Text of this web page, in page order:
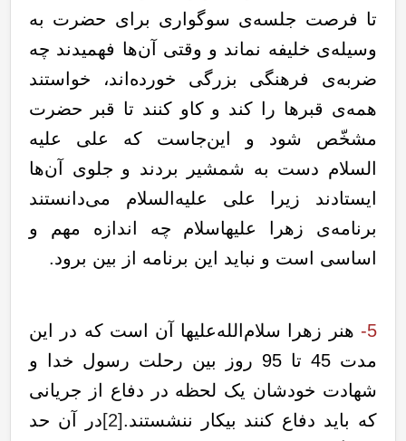
تا فرصت جلسه‌ی سوگواری برای حضرت به
وسیله‌ی خلیفه نماند و وقتی آن‌ها فهمیدند چه
ضربه‌ی فرهنگی بزرگی خورده‌اند، خواستند
همه‌ی قبرها را کند و کاو کنند تا قبر حضرت
مشخّص شود و این‌جاست که علی علیه‌
السلام دست به شمشیر بردند و جلوی آن‌ها
ایستادند زیرا علی علیه‌السلام می‌دانستند
برنامه‌ی زهرا علیهاسلام چه اندازه مهم و
اساسی است و نباید این برنامه از بین برود.
5-
هنر زهرا سلام‌الله‌علیها آن است که در این
مدت 45 تا 95 روز بین رحلت رسول خدا و
شهادت خودشان یک لحظه در دفاع از جریانی
که باید دفاع کنند بیکار ننشستند.[2]
در آن حد